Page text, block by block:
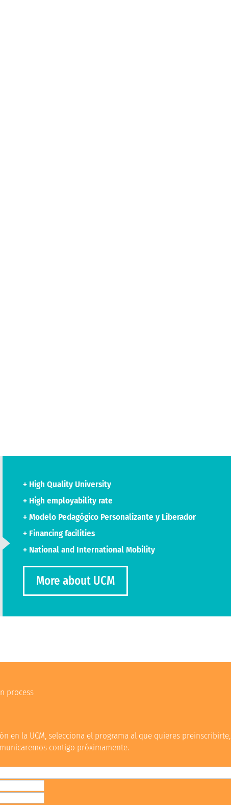
+ High Quality University
+ High employability rate
+ Modelo Pedagógico Personalizante y Liberador
+ Financing facilities
+ National and International Mobility
More about UCM
process
en la UCM, selecciona el programa al que quieres preinscribirte,
contigo próximamente.